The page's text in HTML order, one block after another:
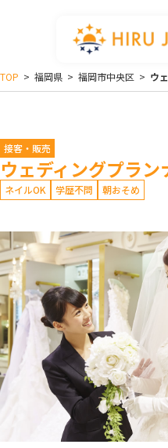
TOP > 福岡県 > 福岡市中央区 > ウ
接客・販売
ウェディングプラン
ネイルOK 学歴不問 朝おそめ